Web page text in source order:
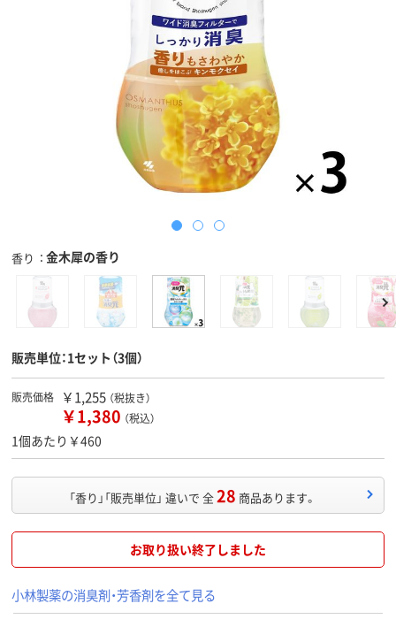
香り 金木犀の香り
販売単位：1セット（3個）
販売価格 ￥1,255 （税抜き）
￥1,380 （税込）
1個あたり￥460
「香り」「販売単位」 違いで 全28 商品あります。
お取り扱い終了しました
小林製薬の消臭剤・芳香剤を全て見る